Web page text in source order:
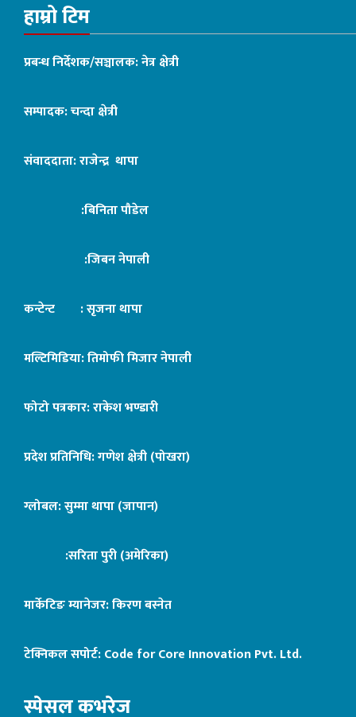
हाम्रो टिम
प्रबन्ध निर्देशक/सञ्चालक: नेत्र क्षेत्री
सम्पादक: चन्दा क्षेत्री
संवाददाता: राजेन्द्र थापा
:बिनिता पौडेल
:जिबन नेपाली
कन्टेन्ट : सृजना थापा
मल्टिमिडिया: तिमोफी मिजार नेपाली
फोटो पत्रकार: राकेश भण्डारी
प्रदेश प्रतिनिधि: गणेश क्षेत्री (पोखरा)
ग्लोबल: सुम्मा थापा (जापान)
:सरिता पुरी (अमेरिका)
मार्केटिङ म्यानेजर: किरण बस्नेत
टेक्निकल सपोर्ट:Code for Core Innovation Pvt. Ltd.
स्पेसल कभरेज